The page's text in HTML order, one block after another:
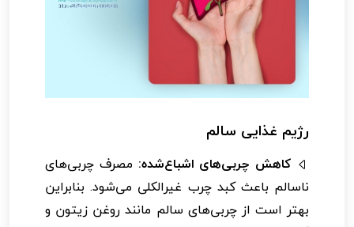
رژیم غذایی سالم
کاهش چربی‌های اشباع‌شده: مصرف چربی‌های
ناسالم باعث کبد چرب غیرالکلی می‌شود. بنابراین
بهتر است از چربی‌های سالم مانند روغن زیتون و